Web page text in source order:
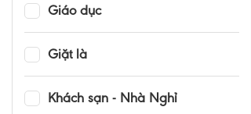
Giáo dục
Giặt là
Khách sạn - Nhà Nghỉ